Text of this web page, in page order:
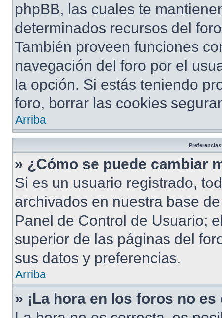
phpBB, las cuales te
determinados recursos del
También proveen funciones
navegación del foro por el
la opción. Si estás teniendo
foro, borrar las cookies
Arriba
» ¿Cómo se puede cambiar
Si es un usuario registrado,
archivados en nuestra base
Panel de Control de Usuario;
superior de las páginas del
sus datos y preferencias.
Arriba
» ¡La hora en los foros no